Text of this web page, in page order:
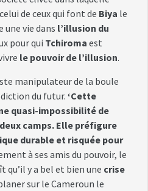
de ceux qui font de Biya le
une vie dans l’illusion du
pour qui Tchiroma est
le pouvoir de l’illusion.
manipulateur de la boule
du futur.‘Cette
quasi-impossibilité de
camps. Elle préfigure
durable et risquée pour
à ses amis du pouvoir, le
qu’il y a bel et bien une crise
sur le Cameroun le